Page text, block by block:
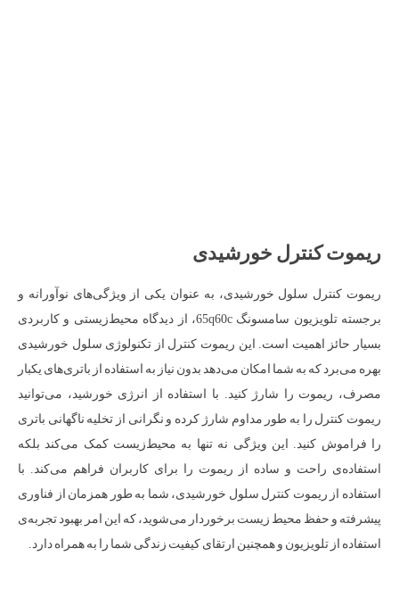
ریموت کنترل خورشیدی
ریموت کنترل سلول خورشیدی، به عنوان یکی از ویژگی‌های نوآورانه و
برجسته تلویزیون سامسونگ 65q60c، از دیدگاه محیط‌زیستی و کاربردی
بسیار حائز اهمیت است. این ریموت کنترل از تکنولوژی سلول خورشیدی
بهره می‌برد که به شما امکان می‌دهد بدون نیاز به استفاده از باتری‌های یکبار
مصرف، ریموت را شارژ کنید. با استفاده از انرژی خورشید، می‌توانید
ریموت کنترل را به طور مداوم شارژ کرده و نگرانی از تخلیه ناگهانی باتری
را فراموش کنید. این ویژگی نه تنها به محیط‌زیست کمک می‌کند بلکه
استفاده‌ی راحت و ساده از ریموت را برای کاربران فراهم می‌کند. با
استفاده از ریموت کنترل سلول خورشیدی، شما به طور همزمان از فناوری
پیشرفته و حفظ محیط زیست برخوردار می‌شوید، که این امر بهبود تجربه‌ی
استفاده از تلویزیون و همچنین ارتقای کیفیت زندگی شما را به همراه دارد.